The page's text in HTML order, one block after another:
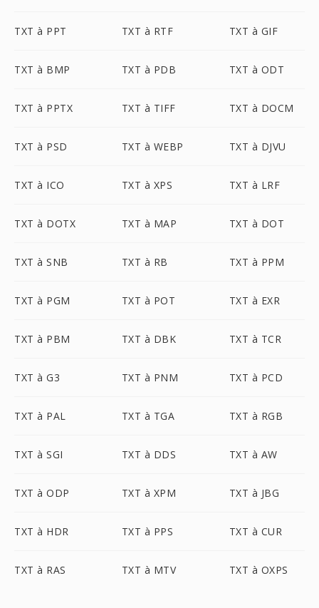
TXT à PPT TXT à RTF TXT à GIF
TXT à BMP TXT à PDB TXT à ODT
TXT à PPTX TXT à TIFF TXT à DOCM
TXT à PSD TXT à WEBP TXT à DJVU
TXT à ICO TXT à XPS TXT à LRF
TXT à DOTX TXT à MAP TXT à DOT
TXT à SNB TXT à RB TXT à PPM
TXT à PGM TXT à POT TXT à EXR
TXT à PBM TXT à DBK TXT à TCR
TXT à G3 TXT à PNM TXT à PCD
TXT à PAL TXT à TGA TXT à RGB
TXT à SGI TXT à DDS TXT à AW
TXT à ODP TXT à XPM TXT à JBG
TXT à HDR TXT à PPS TXT à CUR
TXT à RAS TXT à MTV TXT à OXPS